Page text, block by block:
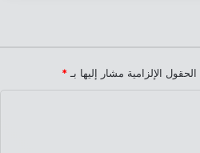
الحقول الإلزامية مشار إليها بـ *